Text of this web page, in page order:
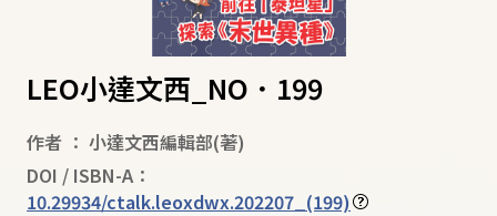
LEO小達文西_NO．199
作者 ： 小達文西編輯部(著)
DOI / ISBN-A：
10.29934/ctalk.leoxdwx.202207_(199)